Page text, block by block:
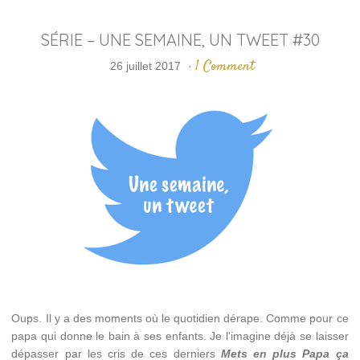
SÉRIE – UNE SEMAINE, UN TWEET #30
26 juillet 2017 · 1 Comment
Oups. Il y a des moments où le quotidien dérape. Comme pour ce
papa qui donne le bain à ses enfants. Je l'imagine déjà se laisser
dépasser par les cris de ces derniers Mets en plus Papa ça